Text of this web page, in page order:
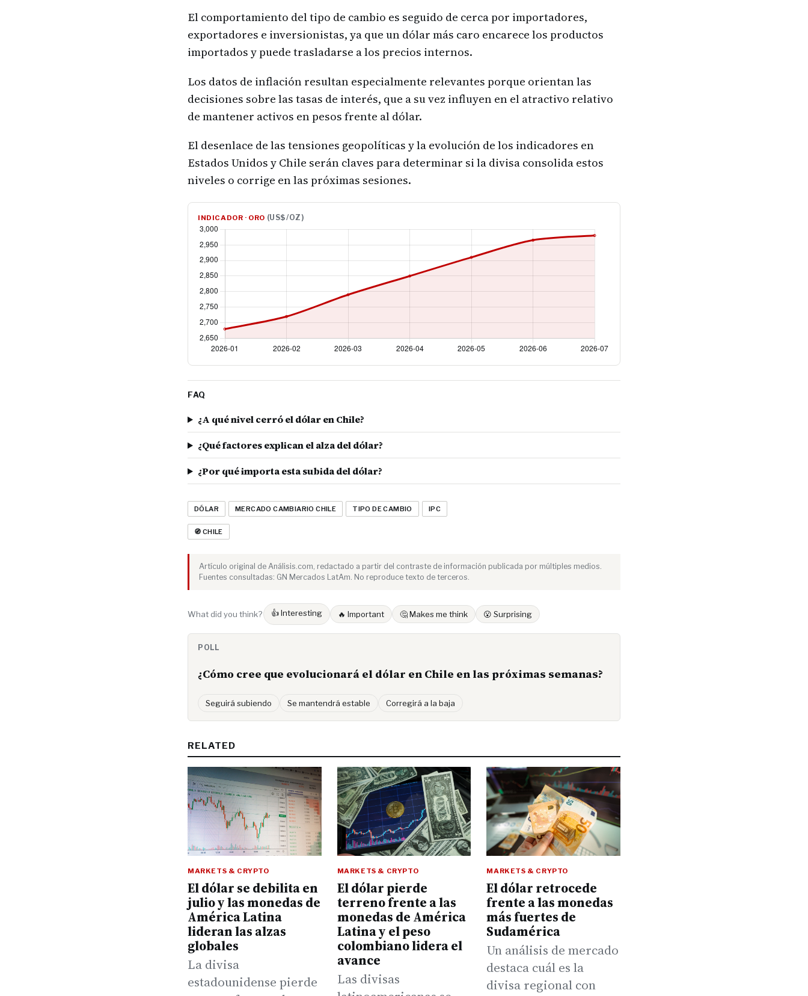
El comportamiento del tipo de cambio es seguido de cerca por importadores,
exportadores e inversionistas, ya que un dólar más caro encarece los productos
importados y puede trasladarse a los precios internos.
Los datos de inflación resultan especialmente relevantes porque orientan las
decisiones sobre las tasas de interés, que a su vez influyen en el atractivo relativo
de mantener activos en pesos frente al dólar.
El desenlace de las tensiones geopolíticas y la evolución de los indicadores en
Estados Unidos y Chile serán claves para determinar si la divisa consolida estos
niveles o corrige en las próximas sesiones.
INDICADOR · ORO (US$/OZ)
FAQ
¿A qué nivel cerró el dólar en Chile?
¿Qué factores explican el alza del dólar?
¿Por qué importa esta subida del dólar?
DÓLAR MERCADO CAMBIARIO CHILE TIPO DE CAMBIO IPC
🧭 CHILE
Artículo original de Análisis.com, redactado a partir del contraste de información publicada por múltiples medios.
Fuentes consultadas: GN Mercados LatAm. No reproduce texto de terceros.
What did you think? 👍 Interesting 🔥 Important 🤔 Makes me think 😮 Surprising
POLL
¿Cómo cree que evolucionará el dólar en Chile en las próximas semanas?
Seguirá subiendo Se mantendrá estable Corregirá a la baja
RELATED
MARKETS & CRYPTO
El dólar se debilita en
julio y las monedas de
América Latina
lideran las alzas
globales
La divisa
estadounidense pierde
MARKETS & CRYPTO
El dólar pierde
terreno frente a las
monedas de América
Latina y el peso
colombiano lidera el
avance
Las divisas
MARKETS & CRYPTO
El dólar retrocede
frente a las monedas
más fuertes de
Sudamérica
Un análisis de mercado
destaca cuál es la
divisa regional con